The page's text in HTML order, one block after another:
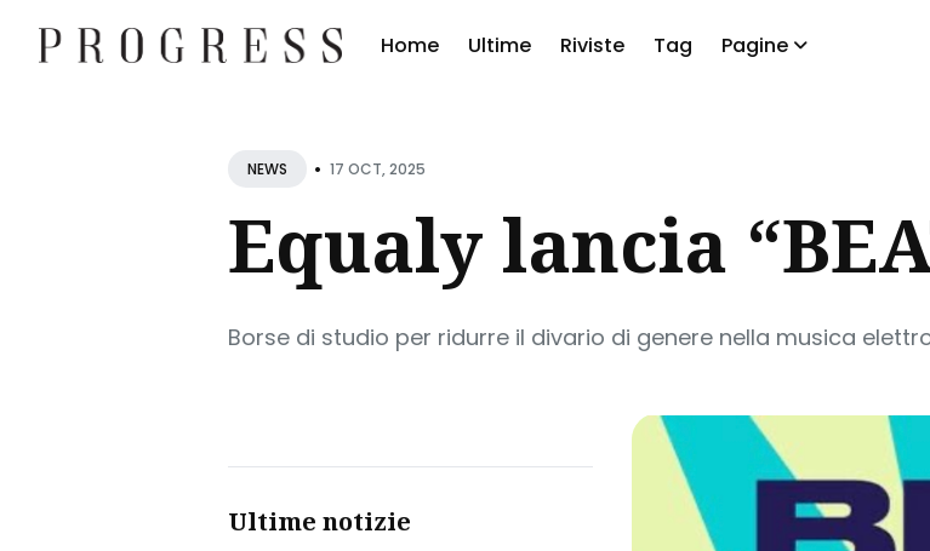
Home Ultime Riviste Tag Pagine
NEWS • 17 OCT, 2025
Equaly lancia
Borse di studio per ridurre il divario di genere nella musica
Ultime notizie